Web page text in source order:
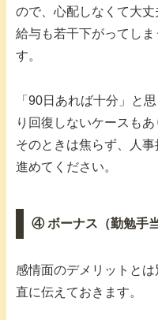
ので、心配しなくて大丈
給与も若干下がってし
す。
「90日あれば十分」と
り回復しないケースもあ
そのときは焦らず、人
進めてください。
④ ボーナス（勤勉手
感情面のデメリットとは
直に伝えておきます。